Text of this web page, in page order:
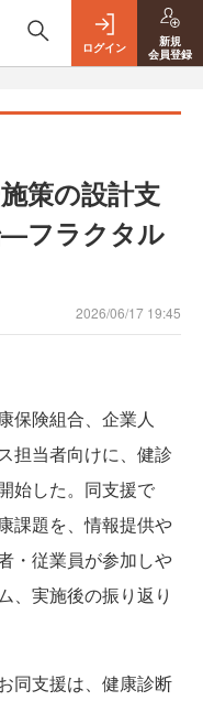
ログイン
新規
会員登録
策の設計支
—フラクタル
2026/06/17 19:45
保険組合、企業人
担当者向けに、健診
始した。同支援で
課題を、情報提供や
・従業員が参加しや
、実施後の振り返り
同支援は、健康診断